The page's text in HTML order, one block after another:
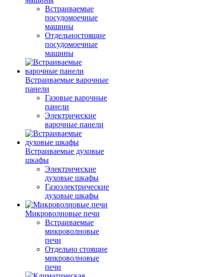
Встраиваемые
посудомоечные
машины
Отдельностоящие
посудомоечные
машины
Встраиваемые варочные
панели
Газовые варочные
панели
Электрические
варочные панели
Встраиваемые духовые
шкафы
Электрические
духовые шкафы
Газоэлектрические
духовые шкафы
Микроволновые печи
Встраиваемые
микроволновые
печи
Отдельно стоящие
микроволновые
печи